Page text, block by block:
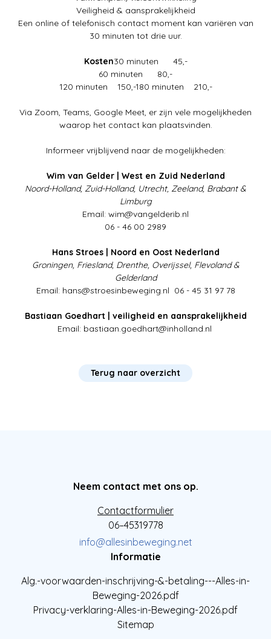
Veiligheid & aansprakelijkheid
Een online of telefonisch contact moment kan variëren van
30 minuten tot drie uur.
Kosten30 minuten 45,-
60 minuten 80,-
120 minuten 150,-180 minuten 210,-
Via Zoom, Teams, Google Meet, er zijn vele mogelijkheden
waarop het contact kan plaatsvinden.
Informeer vrijblijvend naar de mogelijkheden:
Wim van Gelder | West en Zuid Nederland
Noord-Holland, Zuid-Holland, Utrecht, Zeeland, Brabant &
Limburg
Email: wim@vangelderib.nl
06 - 46 00 2989
Hans Stroes | Noord en Oost Nederland
Groningen, Friesland, Drenthe, Overijssel, Flevoland &
Gelderland
Email: hans@stroesinbeweging.nl 06 - 45 31 97 78
Bastiaan Goedhart | veiligheid en aansprakelijkheid
Email: bastiaan.goedhart@inholland.nl
Terug naar overzicht
Neem contact met ons op.
Contactformulier
06–45319778
info@allesinbeweging.net
Informatie
Alg.-voorwaarden-inschrijving-&-betaling---Alles-in-
Beweging-2026.pdf
Privacy-verklaring-Alles-in-Beweging-2026.pdf
Sitemap